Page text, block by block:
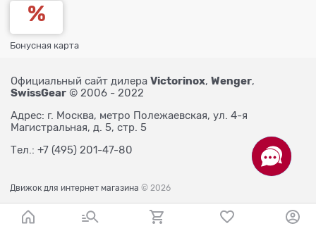
Бонусная карта
Официальный сайт дилера Victorinox, Wenger,
SwissGear © 2006 - 2022
Адрес: г. Москва, метро Полежаевская, ул. 4-я
Магистральная, д. 5, стр. 5
Тел.: +7 (495) 201-47-80
Движок для интернет магазина © 2026